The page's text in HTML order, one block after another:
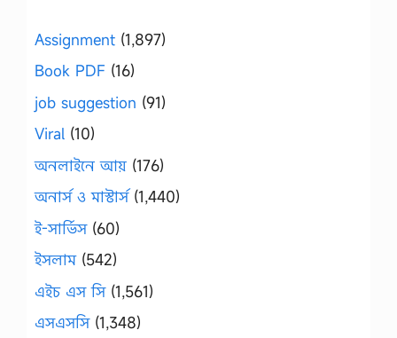
Assignment (1,897)
Book PDF (16)
job suggestion (91)
Viral (10)
অনলাইনে আয় (176)
অনার্স ও মাস্টার্স(1,440)
ই-সার্ভিস(60)
ইসলাম(542)
এইচ এস সি(1,561)
এসএসসি(1,348)